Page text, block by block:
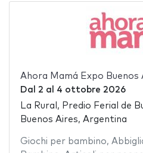
Ahora Mamá Expo Buenos
Dal 2 al 4 ottobre 2026
La Rural, Predio Ferial de
Buenos Aires, Argentina
Giochi per bambino,